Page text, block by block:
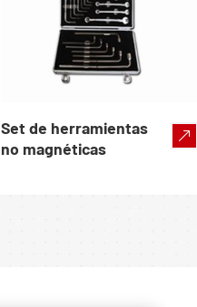
Set de herramientas
no magnéticas